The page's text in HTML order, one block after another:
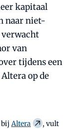
kapitaal
naar niet-
verwacht
van
tijdens een
op de
bij Altera
, vult